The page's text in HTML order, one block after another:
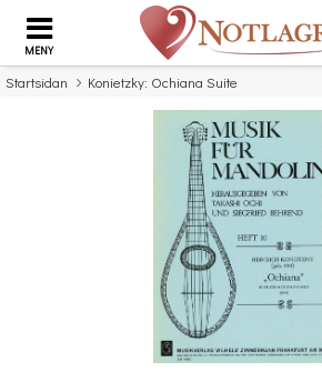
MENY
Startsidan Konietzky: Ochiana Suite
Missa inte detta...